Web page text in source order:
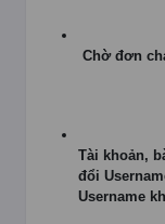
Chờ đơn
Tài khoản,
đổi
Username